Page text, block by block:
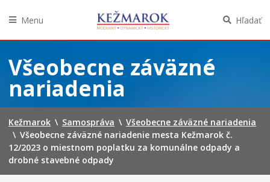
na
obsah
Menu Hľadať
Všeobecne záväzné
nariadenia
Kežmarok \ Samospráva \ Všeobecne záväzné nariadenia
\ Všeobecne záväzné nariadenie mesta Kežmarok č.
12/2023 o miestnom poplatku za komunálne odpady a
drobné stavebné odpady